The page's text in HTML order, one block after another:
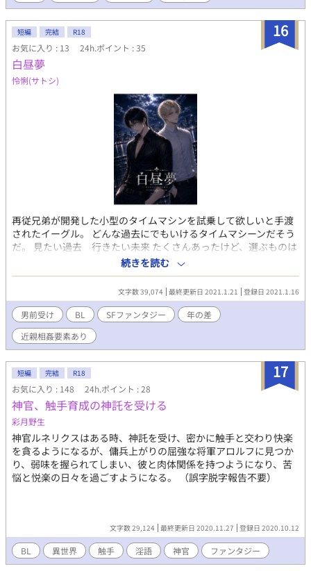
16
短編 完結 R18
お気に入り : 13 24h.ポイント : 35
白昼夢
怜悧(サトシ)
再従兄弟が開発した小型のタイムマシンを試乗して欲しいと手渡
されたイーグル。 どんな過去にでもいけるタイムマシーンだそう
だ。 見たい過去 行きたい未来 たくさんあったけど、選ぶものは
ひとつだった。 会いたい人がいたんだ。 人物紹介 ■イーグル＝デ
ューン 182cm 75kg 29歳 金髪、碧眼。 すらりと高い身長。タレ目
で甘いマスク。 適当な性格と天然な言動。 総合病院の若き外科部
長。 何年か前までは宇宙の傭兵までは属していただけあって、鍛
えられた肉体をもっている。 ■ジム 180cm 69kg 黒髪 碧眼 ツリ
目で少しひねくれた性格。 逞しいとまではいかないが、綺麗な筋
肉をつけている。 職業不明 マフィアを相手にできるくらいの戦闘
能力と、何故か良いマンションに住んでいる。 イラストは自分の
イラストをAI修正加工
続きを読む
文字数 39,074 最終更新日 2021.1.21 登録日 2021.1.16
男前受け BL SFファンタジー
年の差
近親相姦要素あり
17
短編 完結 R18
お気に入り : 148 24h.ポイント : 28
神官、触手育成の神託を受ける
彩月野生
神官ルネリクスはある時、神託を受け、密かに触手と交わり快楽
を貪るようになるが、傭兵上がりの屈強な将軍アロルフに見つか
り、弱味を握られてしまい、彼と肉体関係を持つようになり、苦
悩と悦楽の日々を過ごすようになる。 （誤字脱字報告不要）
文字数 29,124 最終更新日 2020.11.27 登録日 2020.10.12
BL 異世界 触手 淫語 神官 ファンタジー